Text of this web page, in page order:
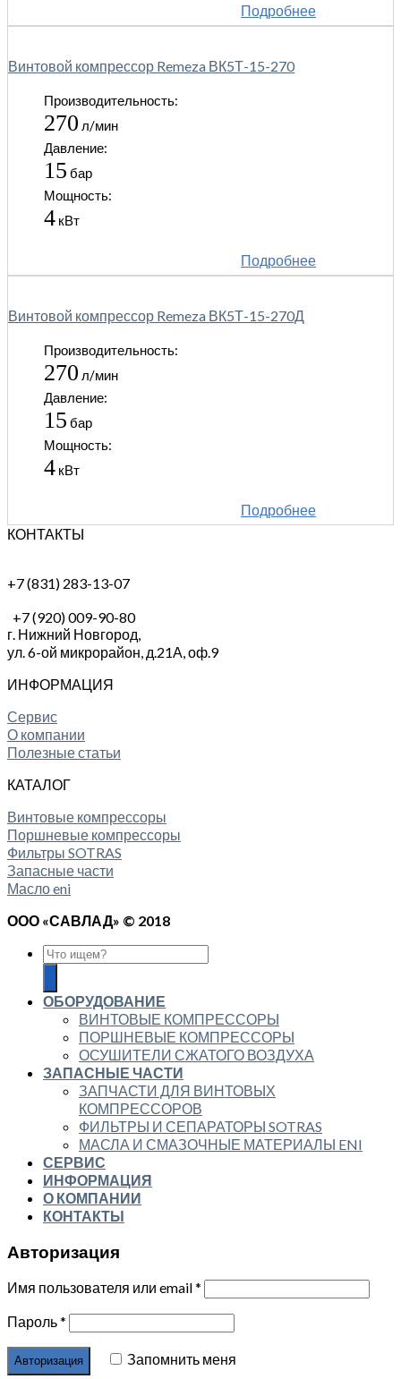
Подробнее
Винтовой компрессор Remeza ВК5Т-15-270
Производительность:
270 л/мин
Давление:
15 бар
Мощность:
4 кВт
Подробнее
Винтовой компрессор Remeza ВК5Т-15-270Д
Производительность:
270 л/мин
Давление:
15 бар
Мощность:
4 кВт
Подробнее
КОНТАКТЫ
+7 (831) 283-13-07
+7 (920) 009-90-80
г. Нижний Новгород,
ул. 6-ой микрорайон, д.21А, оф.9
ИНФОРМАЦИЯ
Сервис
О компании
Полезные статьи
КАТАЛОГ
Винтовые компрессоры
Поршневые компрессоры
Фильтры SOTRAS
Запасные части
Масло eni
ООО «САВЛАД» © 2018
ОБОРУДОВАНИЕ
ВИНТОВЫЕ КОМПРЕССОРЫ
ПОРШНЕВЫЕ КОМПРЕССОРЫ
ОСУШИТЕЛИ СЖАТОГО ВОЗДУХА
ЗАПАСНЫЕ ЧАСТИ
ЗАПЧАСТИ ДЛЯ ВИНТОВЫХ
КОМПРЕССОРОВ
ФИЛЬТРЫ И СЕПАРАТОРЫ SOTRAS
МАСЛА И СМАЗОЧНЫЕ МАТЕРИАЛЫ ENI
СЕРВИС
ИНФОРМАЦИЯ
О КОМПАНИИ
КОНТАКТЫ
Авторизация
Имя пользователя или email*
Пароль*
Запомнить меня